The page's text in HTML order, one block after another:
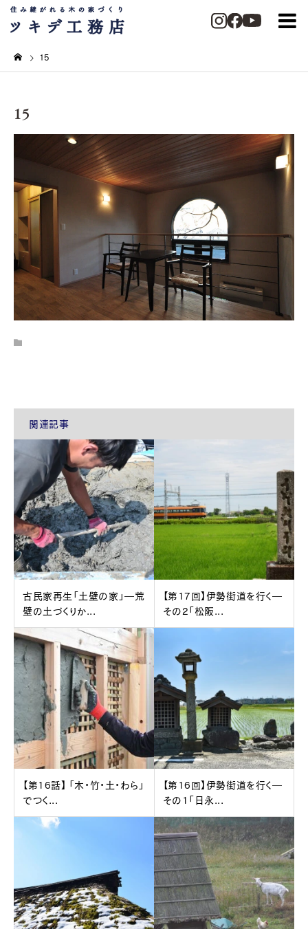
15
15
関連記事
古民家再生「土壁の家」―荒
壁の土づくりか...
【第17回】伊勢街道を行く―
その2「松阪...
【第16話】 「木・竹・土・わら」
でつく...
【第16回】伊勢街道を行く―
その1「日永...